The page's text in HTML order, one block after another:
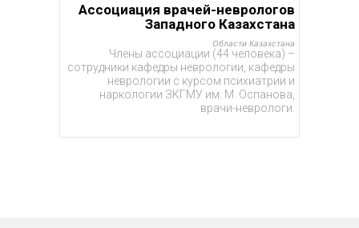
Ассоциация врачей-неврологов
Западного Казахстана
Области Казахстана
Члены ассоциации (44 человека) –
сотрудники кафедры неврологии, кафедры
неврологии с курсом психиатрии и
наркологии ЗКГМУ им. М. Оспанова,
врачи-неврологи.